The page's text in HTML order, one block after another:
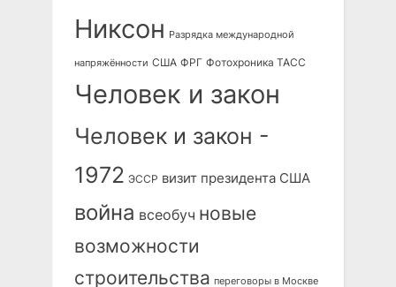
Никсон Разрядка международной
напряжённости США ФРГ Фотохроника ТАСС
Человек и закон
Человек и закон -
1972 ЭССР визит президента США
война всеобуч новые
возможности
строительства переговоры в Москве